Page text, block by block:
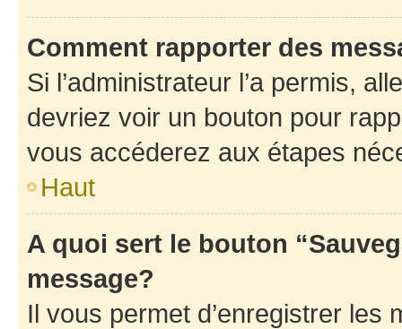
Comment rapporter des
Si l’administrateur l’a permis,
devriez voir un bouton pour
vous accéderez aux étapes
Haut
A quoi sert le bouton
message?
Il vous permet d’enregistrer